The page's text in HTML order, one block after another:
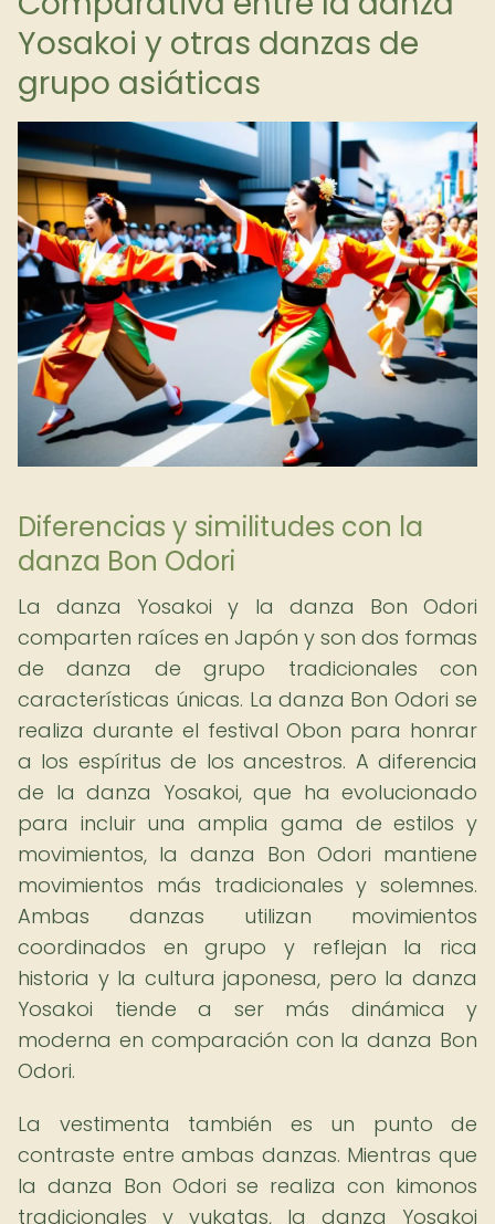
Yosakoi y otras danzas de
grupo asiáticas
Diferencias y similitudes con la
danza Bon Odori
La danza Yosakoi y la danza Bon Odori
comparten raíces en Japón y son dos formas
de danza de grupo tradicionales con
características únicas. La danza Bon Odori se
realiza durante el festival Obon para honrar
a los espíritus de los ancestros. A diferencia
de la danza Yosakoi, que ha evolucionado
para incluir una amplia gama de estilos y
movimientos, la danza Bon Odori mantiene
movimientos más tradicionales y solemnes.
Ambas danzas utilizan movimientos
coordinados en grupo y reflejan la rica
historia y la cultura japonesa, pero la danza
Yosakoi tiende a ser más dinámica y
moderna en comparación con la danza Bon
Odori.
La vestimenta también es un punto de
contraste entre ambas danzas. Mientras que
la danza Bon Odori se realiza con kimonos
tradicionales y yukatas, la danza Yosakoi